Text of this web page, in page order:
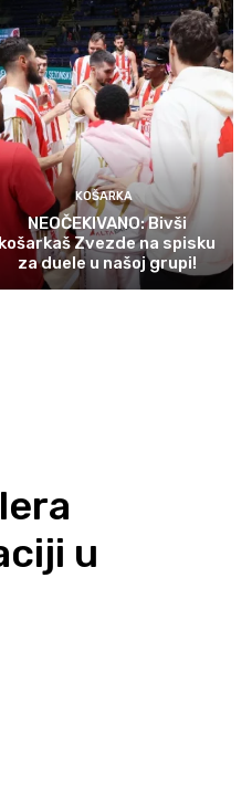
KOŠARKA
NEOČEKIVANO: Bivši
košarkaš Zvezde na spisku
za duele u našoj grupi!